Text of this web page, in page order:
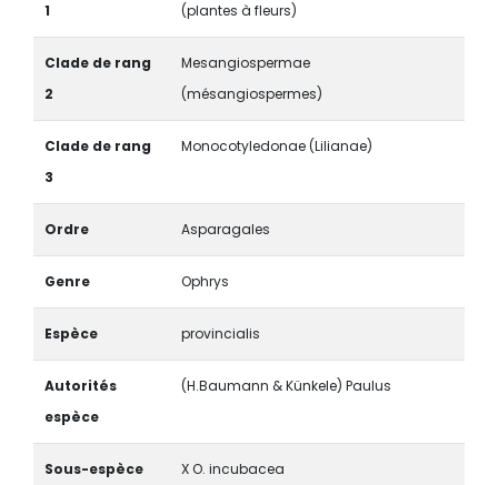
1
(plantes à fleurs)
Clade de rang
2
Mesangiospermae
(mésangiospermes)
Clade de rang
3
Monocotyledonae (Lilianae)
Ordre Asparagales
Genre Ophrys
Espèce provincialis
Autorités
espèce
(H.Baumann & Künkele) Paulus
Sous-espèce X O. incubacea